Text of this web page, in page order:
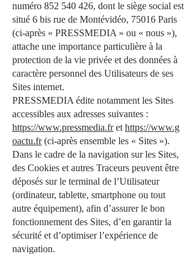
numéro 852 540 426, dont le siège social est
situé 6 bis rue de Montévidéo, 75016 Paris
(ci-après « PRESSMEDIA » ou « nous »),
attache une importance particulière à la
protection de la vie privée et des données à
caractère personnel des Utilisateurs de ses
Sites internet.
PRESSMEDIA édite notamment les Sites
accessibles aux adresses suivantes :
https://www.pressmedia.fret https://www.g
oactu.fr(ci-après ensemble les « Sites »).
Dans le cadre de la navigation sur les Sites,
des Cookies et autres Traceurs peuvent être
déposés sur le terminal de l’Utilisateur
(ordinateur, tablette, smartphone ou tout
autre équipement), afin d’assurer le bon
fonctionnement des Sites, d’en garantir la
sécurité et d’optimiser l’expérience de
navigation.